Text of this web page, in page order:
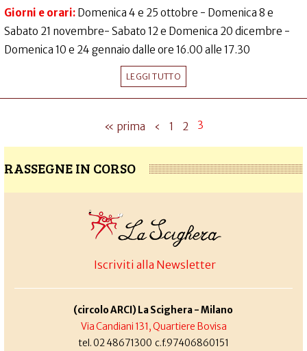
Giorni e orari: Domenica 4 e 25 ottobre - Domenica 8 e
Sabato 21 novembre- Sabato 12 e Domenica 20 dicembre -
Domenica 10 e 24 gennaio dalle ore 16.00 alle 17.30
LEGGI TUTTO
« prima ‹ 1 2 3
RASSEGNE IN CORSO
Iscriviti alla Newsletter
(circolo ARCI) La Scighera - Milano
Via Candiani 131, Quartiere Bovisa
tel. 02 48671300 c.f.97406860151